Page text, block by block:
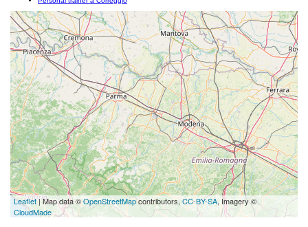
Leaflet| Map data ©OpenStreetMapcontributors,CC-BY-SA, Imagery ©
CloudMade